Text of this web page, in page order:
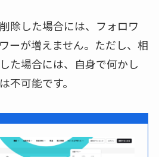
除した場合には、フォロワ
ーが増えません。ただし、相
た場合には、自身で何かし
不可能です。